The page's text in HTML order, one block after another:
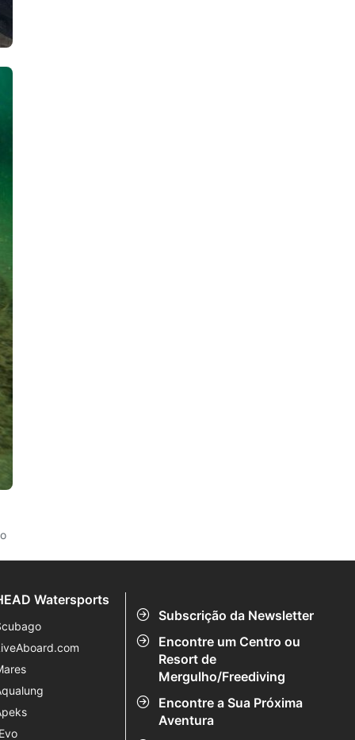
Subscrição da Newsletter
Encontre um Centro ou
Resort de
Mergulho/Freediving
Encontre a Sua Próxima
Aventura
Watersports